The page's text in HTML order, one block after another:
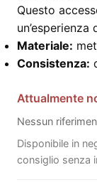
Questo
Materiale:
Consistenza:
Attualmente
Nessun
Disponibile in
consiglio senza